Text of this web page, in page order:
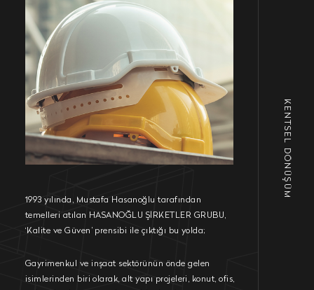
KENTSEL DÖNÜŞÜM
1993 yılında, Mustafa Hasanoğlu tarafından
temelleri atılan HASANOĞLU ŞİRKETLER GRUBU,
‘Kalite ve Güven’ prensibi ile çıktığı bu yolda;
Gayrimenkul ve inşaat sektörünün önde gelen
isimlerinden biri olarak, alt yapı projeleri, konut, ofis,